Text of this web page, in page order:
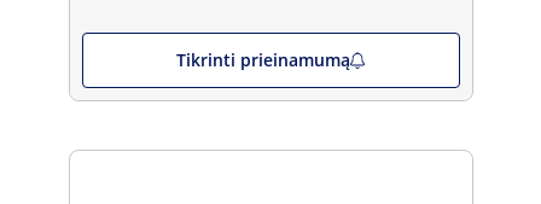
Tikrinti prieinamumą